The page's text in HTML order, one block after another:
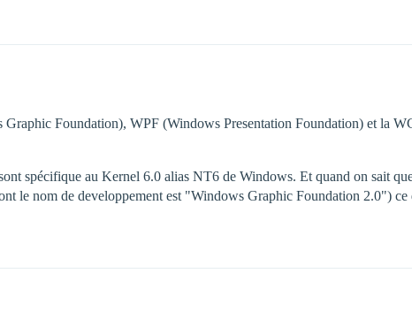
Foundation), WPF (Windows Presentation Foundation) et la
spécifique au Kernel 6.0 alias NT6 de Windows. Et quand on sait
le nom de developpement est "Windows Graphic Foundation 2.0")